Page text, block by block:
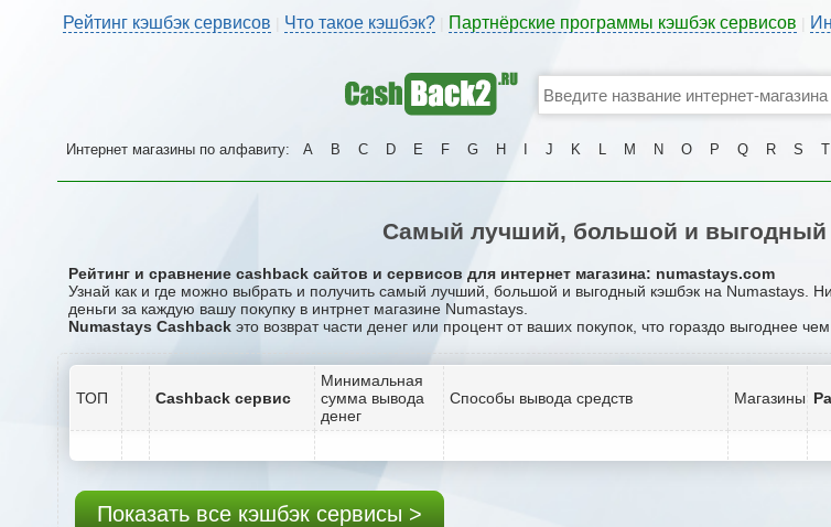
Рейтинг кэшбэк сервисов Что такое кэшбэк? Партнёрские программы кэшбэк сервисов
Интернет магазины по алфавиту: A B C D E F G H J K L M N O P Q R S T
Самый лучший, большой и выгодный
Рейтинг и сравнение cashback сайтов и сервисов для интернет магазина: numastays.com
Узнай как и где можно выбрать и получить самый лучший, большой и выгодный кэшбэк на Numastays.
деньги за каждую вашу покупку в интрнет магазине Numastays.
Numastays Cashback это возврат части денег или процент от ваших покупок, что гораздо выгоднее
ТОП Cashback сервис
Минимальная
сумма вывода
денег
Способы вывода средств Магазины
Показать все кэшбэк сервисы >